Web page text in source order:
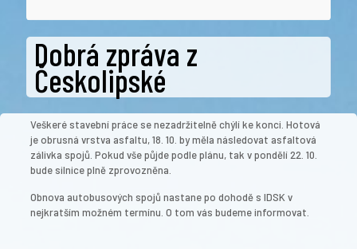
Dobrá zpráva z
Českolipské
Veškeré stavební práce se nezadržitelně chýlí ke konci. Hotová
je obrusná vrstva asfaltu, 18. 10. by měla následovat asfaltová
zálivka spojů. Pokud vše půjde podle plánu, tak v pondělí 22. 10.
bude silnice plně zprovozněna.
Obnova autobusových spojů nastane po dohodě s IDSK v
nejkratším možném termínu. O tom vás budeme informovat.